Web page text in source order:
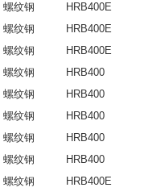
螺纹钢
HRB400E
螺纹钢
HRB400E
螺纹钢
HRB400E
螺纹钢
HRB400
螺纹钢
HRB400
螺纹钢
HRB400
螺纹钢
HRB400
螺纹钢
HRB400
螺纹钢
HRB400E